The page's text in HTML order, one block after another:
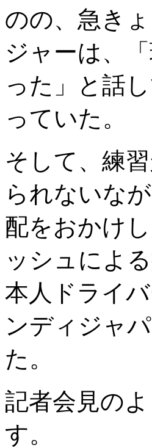
のの、急き
ジャーは、
った」と話
っていた。
そして、練
られないな
配をおかけ
ッシュによ
本人ドライ
ンディジャ
た。
記者会見の
す。